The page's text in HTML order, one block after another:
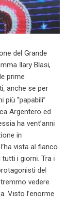
del Grande
Ilary Blasi,
prime
anche se per
“papabili”
Argentero ed
ha vent’anni
in
vista al fianco
i giorni. Tra i
del
vedere
Visto l’enorme